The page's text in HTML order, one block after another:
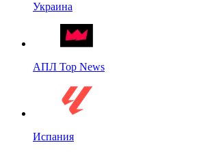
Украина
АПЛ Top News
Испания